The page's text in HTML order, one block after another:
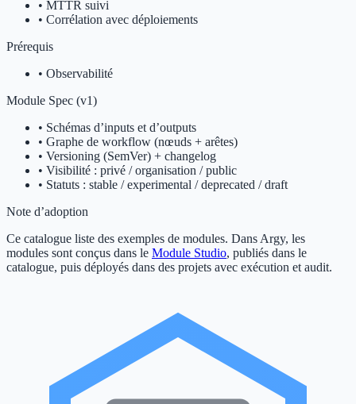
• MTTR suivi
• Corrélation avec déploiements
Prérequis
• Observabilité
Module Spec (v1)
• Schémas d’inputs et d’outputs
• Graphe de workflow (nœuds + arêtes)
• Versioning (SemVer) + changelog
• Visibilité : privé / organisation / public
• Statuts : stable / experimental / deprecated / draft
Note d’adoption
Ce catalogue liste des exemples de modules. Dans Argy, les
modules sont conçus dans le Module Studio, publiés dans le
catalogue, puis déployés dans des projets avec exécution et audit.